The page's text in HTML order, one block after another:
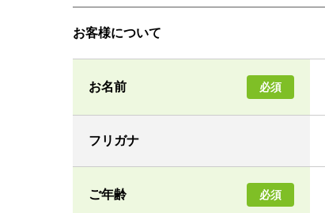
お客様について
お名前 必須
フリガナ
ご年齢 必須